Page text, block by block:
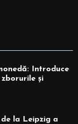
Introduce
și
de la Leipzig a